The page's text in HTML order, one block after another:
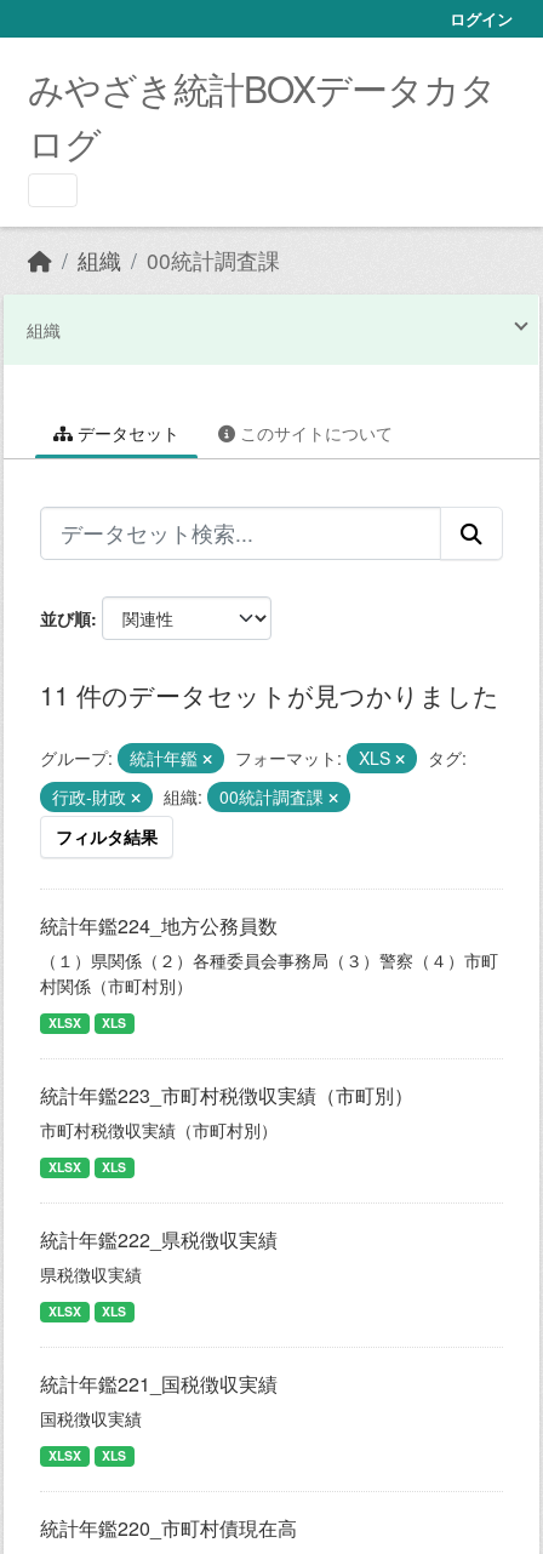
ログイン
みやざき統計BOXデータカタ
ログ
組織 00統計調査課
組織
データセット このサイトについて
並び順
11 件のデータセットが見つかりました
グループ: 統計年鑑 フォーマット: XLS
タグ:
行政-財政
組織:
00統計調査課
フィルタ結果
統計年鑑224_地方公務員数
（１）県関係（２）各種委員会事務局（３）警察（４）市町
村関係（市町村別）
XLSX XLS
統計年鑑223_市町村税徴収実績（市町別）
市町村税徴収実績（市町村別）
XLSX XLS
統計年鑑222_県税徴収実績
県税徴収実績
XLSX XLS
統計年鑑221_国税徴収実績
国税徴収実績
XLSX XLS
統計年鑑220_市町村債現在高